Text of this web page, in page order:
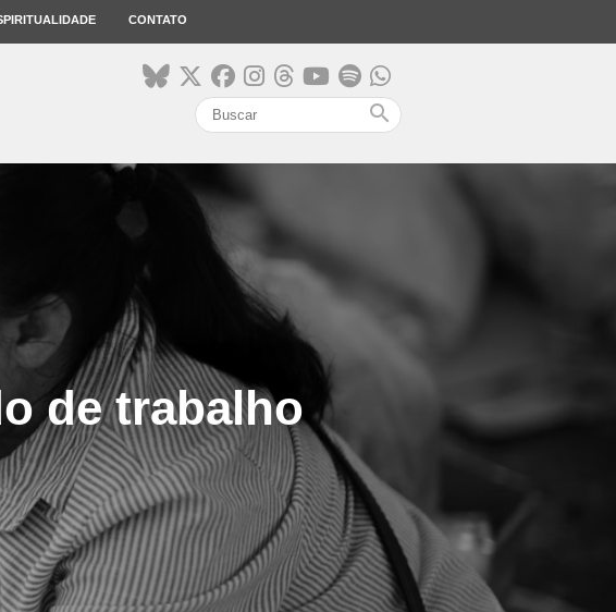
CONTATO
search
de trabalho